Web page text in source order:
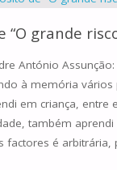
JESUS
EM
MÚSICA"
“O grande
António
à memória vários
em criança, entre
também
factores é